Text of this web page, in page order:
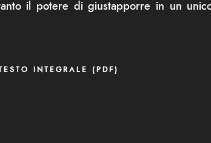
il potere di giustapporre in un
INTEGRALE (PDF)